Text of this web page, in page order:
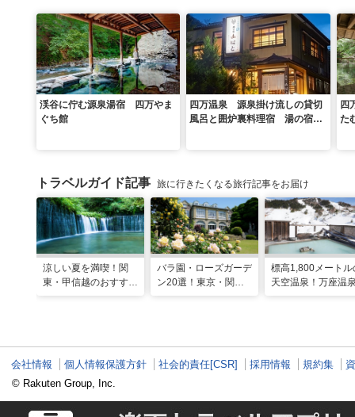
渓谷に佇む源泉湯宿 四万やま
ぐち館
四万温泉 源泉掛け流しの貸切
風呂と囲炉裏料理宿 湯の宿
四
た
トラベルガイド記事 旅に行きたくなる旅行記事をお届け
涼しい夏を満喫！関
東・甲信越のおすすめ
バラ園・ローズガーデ
ン20選！東京・関東
標高1,800メートル
天空温泉！万座温
会社情報 個人情報保護方針 社会的責任[CSR] 採用情報 規約集
© Rakuten Group, Inc.